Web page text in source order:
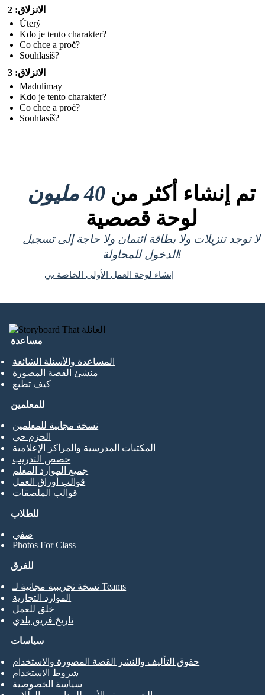
الانزلاق: 2
Úterý
Kdo je tento charakter?
Co chce a proč?
Souhlasíš?
الانزلاق: 3
Madulimay
Kdo je tento charakter?
Co chce a proč?
Souhlasíš?
تم إنشاء أكثر من 40 مليون
لوحة قصصية
لا توجد تنزيلات ولا بطاقة ائتمان ولا حاجة إلى تسجيل
الدخول للمحاولة!
إنشاء لوحة العمل الأولى الخاصة بي
مساعدة
المساعدة والأسئلة الشائعة
منشئ القصة المصورة
كيف تطبع
للطلاب
صفي
Photos For Class
للمعلمين
نسخة مجانية للمعلمين
الحزم حي
المكتبات المدرسية والمراكز الإعلامية
حصص التدريب
جميع الموارد المعلم
قوالب أوراق العمل
قوالب الملصقات
للفرق
نسخة تجريبية مجانية لـ Teams
الموارد التجارية
خلق للعمل
تاريخ فريق بلدي
سياسات
حقوق التأليف والنشر القصة المصورة والاستخدام
شروط الاستخدام
سياسة الخصوصية